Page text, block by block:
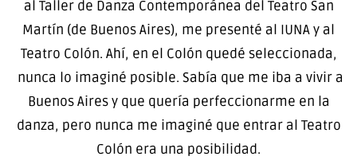
al Taller de Danza Contemporánea del Teatro San
Martín (de Buenos Aires), me presenté al IUNA y al
Teatro Colón. Ahí, en el Colón quedé seleccionada,
nunca lo imaginé posible. Sabía que me iba a vivir a
Buenos Aires y que quería perfeccionarme en la
danza, pero nunca me imaginé que entrar al Teatro
Colón era una posibilidad.